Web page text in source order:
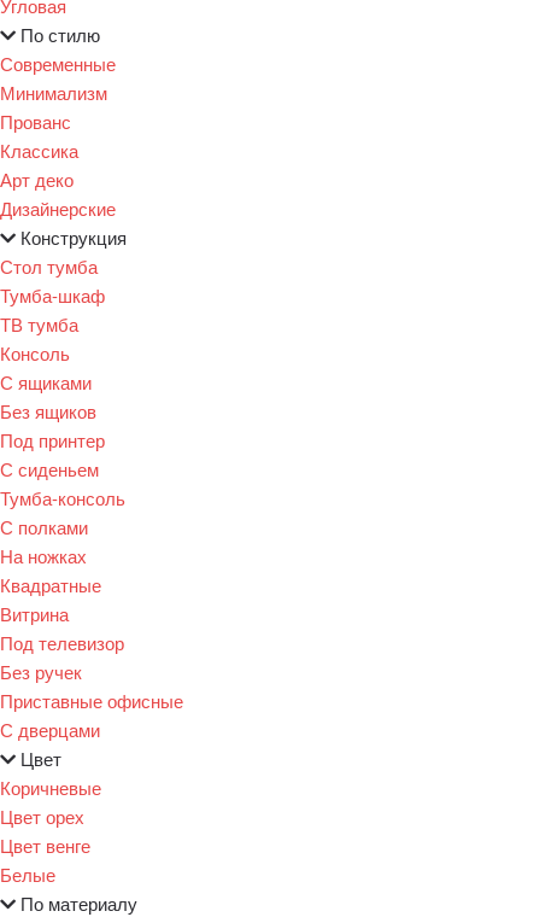
Угловая
По стилю
Современные
Минимализм
Прованс
Классика
Арт деко
Дизайнерские
Конструкция
Стол тумба
Тумба-шкаф
ТВ тумба
Консоль
С ящиками
Без ящиков
Под принтер
С сиденьем
Тумба-консоль
С полками
На ножках
Квадратные
Витрина
Под телевизор
Без ручек
Приставные офисные
С дверцами
Цвет
Коричневые
Цвет орех
Цвет венге
Белые
По материалу